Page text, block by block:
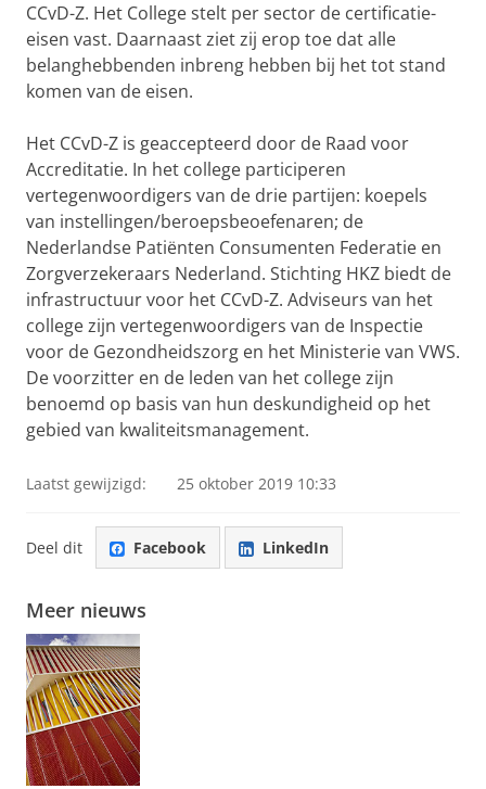
CCvD-Z. Het College stelt per sector de certificatie-
eisen vast. Daarnaast ziet zij erop toe dat alle
belanghebbenden inbreng hebben bij het tot stand
komen van de eisen.
Het CCvD-Z is geaccepteerd door de Raad voor
Accreditatie. In het college participeren
vertegenwoordigers van de drie partijen: koepels
van instellingen/beroepsbeoefenaren; de
Nederlandse Patiënten Consumenten Federatie en
Zorgverzekeraars Nederland. Stichting HKZ biedt de
infrastructuur voor het CCvD-Z. Adviseurs van het
college zijn vertegenwoordigers van de Inspectie
voor de Gezondheidszorg en het Ministerie van VWS.
De voorzitter en de leden van het college zijn
benoemd op basis van hun deskundigheid op het
gebied van kwaliteitsmanagement.
Laatst gewijzigd: 25 oktober 2019 10:33
Deel dit Facebook LinkedIn
Meer nieuws